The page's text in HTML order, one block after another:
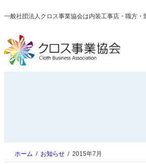
容
ス
キ
ッ
一般社団法人クロス事業協会は内装工事店・職方
ホーム お知らせ 2015年7月